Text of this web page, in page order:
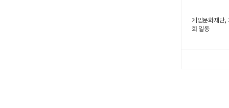
게임문화재단,
회 일동